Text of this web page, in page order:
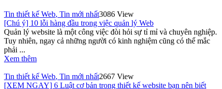
Tin thiết kế Web, Tin mới nhất3086 View
[Chú ý] 10 lỗi hàng đầu trong việc quản lý Web
Quản lý website là một công việc đòi hỏi sự tỉ mỉ và chuyên nghiệp.
Tuy nhiên, ngay cả những người có kinh nghiệm cũng có thể mắc
phải ...
Xem thêm
Tin thiết kế Web, Tin mới nhất2667 View
[XEM NGAY] 6 Luật cơ bản trong thiết kế website bạn nên biết